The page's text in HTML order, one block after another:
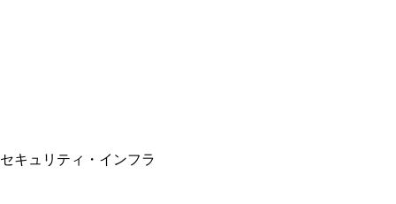
セキュリティ・インフラ